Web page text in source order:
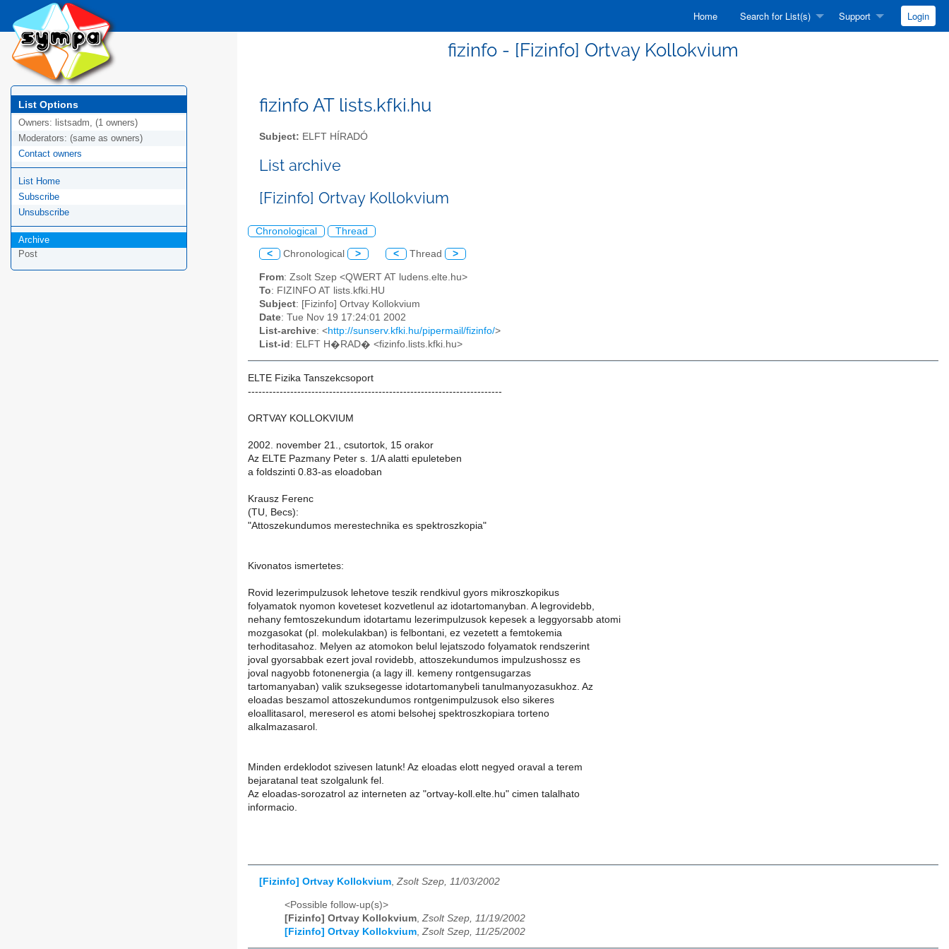
Home Search for List(s) Support Login
fizinfo - [Fizinfo] Ortvay Kollokvium
List Options
Owners: listsadm, (1 owners)
Moderators: (same as owners)
Contact owners
List Home
Subscribe
Unsubscribe
Archive
Post
fizinfo AT lists.kfki.hu
Subject: ELFT HÍRADÓ
List archive
[Fizinfo] Ortvay Kollokvium
Chronological Thread
< Chronological > < Thread >
From: Zsolt Szep <QWERT AT ludens.elte.hu>
To: FIZINFO AT lists.kfki.HU
Subject: [Fizinfo] Ortvay Kollokvium
Date: Tue Nov 19 17:24:01 2002
List-archive: <http://sunserv.kfki.hu/pipermail/fizinfo/>
List-id : ELFT H�RAD� <fizinfo.lists.kfki.hu>
ELTE Fizika Tanszekcsoport
------------------------------------------------------------------------
ORTVAY KOLLOKVIUM
2002. november 21., csutortok, 15 orakor
Az ELTE Pazmany Peter s. 1/A alatti epuleteben
a foldszinti 0.83-as eloadoban
Krausz Ferenc
(TU, Becs):
"Attoszekundumos merestechnika es spektroszkopia"
Kivonatos ismertetes:
Rovid lezerimpulzusok lehetove teszik rendkivul gyors mikroszkopikus
folyamatok nyomon koveteset kozvetlenul az idotartomanyban. A legrovidebb,
nehany femtoszekundum idotartamu lezerimpulzusok kepesek a leggyorsabb atomi
mozgasokat (pl. molekulakban) is felbontani, ez vezetett a femtokemia
terhoditasahoz. Melyen az atomokon belul lejatszodo folyamatok rendszerint
joval gyorsabbak ezert joval rovidebb, attoszekundumos impulzushossz es
joval nagyobb fotonenergia (a lagy ill. kemeny rontgensugarzas
tartomanyaban) valik szuksegesse idotartomanybeli tanulmanyozasukhoz. Az
eloadas beszamol attoszekundumos rontgenimpulzusok elso sikeres
eloallitasarol, mereserol es atomi belsohej spektroszkopiara torteno
alkalmazasarol.
Minden erdeklodot szivesen latunk! Az eloadas elott negyed oraval a terem
bejaratanal teat szolgalunk fel.
Az eloadas-sorozatrol az interneten az "ortvay-koll.elte.hu" cimen talalhato
informacio.
[Fizinfo] Ortvay Kollokvium,Zsolt Szep, 11/03/2002
<Possible follow-up(s)>
[Fizinfo] Ortvay Kollokvium Zsolt Szep, 11/19/2002
[Fizinfo] Ortvay Kollokvium Zsolt Szep, 11/25/2002